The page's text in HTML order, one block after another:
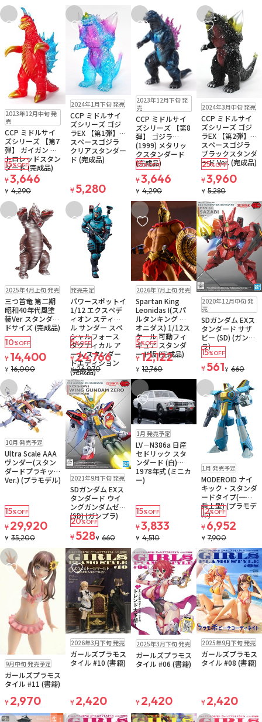
お気に入りに追加
お取り寄せ
2023年12月中旬 発
売
CCP ミドルサイ
ズシリーズ 【第7
弾】 ガイガン レ
トロレッドスタン
ダード (完成品)
15%OFF
¥3,646
¥ 4,290
お気に入りに追加
お取り寄せ
2024年1月下旬 発売
CCP ミドルサイ
ズシリーズ ゴジ
ラEX 【第1弾】
スペースゴジラ
クリアスタンダー
ド (完成品)
¥ 5,280
お気に入りに追加
お取り寄せ
2023年12月下旬 発
売
CCP ミドルサイ
ズシリーズ 【第8
弾】 ゴジラ
(1999) メタリッ
クスタンダード
(完成品)
15%OFF
¥3,646
¥ 4,290
お気に入りに
お取り寄せ
2024年3月中旬 発売
CCP ミドルサイ
ズシリーズ ゴジ
ラEX 【第2弾】
スペースゴジラ
ブラックスタンダ
ード Ver. (完成品)
25%OFF
¥3,960
¥ 5,280
お気に入りに追加
販売中
2025年4月上旬 発売
三つ首竜 第二期
昭和40年代風塗
装Ver スタンダー
ドサイズ (完成品)
10%OFF
¥ 14,400
¥ 16,000
お気に入りに追加
予約品残り1個
発売未定
パワースポットイ
1/12 エクスペデ
ィオン スティー
ル サンダー スペ
シャルフォース
タクティカル ア
ーム スタンダー
ドエディション
(完成品)
5%OFF
¥24,766
¥26,070
お気に入りに追加
新商品販売中残り1個
2026年7月上旬 発売
Spartan King
Leonidas I(スパ
ルタンキング レ
オニダス) 1/12ス
ケール 可動フィ
ギュア スタンダ
ード版 (完成品)
5%OFF
¥12,122
¥ 12,760
お気に入りに
販売中残り2個
2020年12月中旬 発
売
SDガンダム EXス
タンダード サザ
ビー (SD) (ガンプ
ラ)
15%OFF
¥ 561¥ 660
お気に入りに追加
予約品送料無料
10月 発売予定
Ultra Scale AAA
ヴンダー(スタン
ダードプラキット
Ver.) (プラモデル)
15%OFF
¥ 29,920
¥ 35,200
お気に入りに追加
販売中
2021年9月下旬 発売
SDガンダム EXス
タンダード ウイ
ングガンダムゼロ
(SD) (ガンプラ)
20%OFF
¥ 528¥ 660
お気に入りに追加
予約品
1月 発売予定
LV－N386a 日産
セドリック スタ
ンダード (白)
1978年式 (ミニカ
ー)
15%OFF
¥3,833
¥ 4,510
お気に入りに
予約品
1月 発売予定
MODEROID ナイ
キック・スタンダ
ードタイプ(一般
兵士型) (プラモデ
ル)
12%OFF
¥ 6,952
¥ 7,900
お気に入りに追加
予約品ゆうパケット
9月中旬 発売予定
ガールズプラモス
タイル #11 (書籍)
¥ 2,970
お気に入りに追加
販売中ゆうパケット
2026年3月下旬 発売
ガールズプラモス
タイル #10 (書籍)
¥ 2,420
お気に入りに追加
お取り寄せ
2025年3月下旬 発売
ガールズプラモス
タイル #06 (書籍)
¥ 2,420
お気に入りに
ゆうパケット
お取り寄せ
2025年9月下旬 発売
ガールズプラモス
タイル #08 (書籍)
¥ 2,420